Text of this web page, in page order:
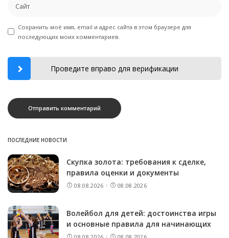
Сохранить моё имя, email и адрес сайта в этом браузере для
последующих моих комментариев.
Проведите вправо для верификации
ПОСЛЕДНИЕ НОВОСТИ
Скупка золота: требования к сделке,
правила оценки и документы
08.08.2026 08.08.2026
Волейбол для детей: достоинства игры
и основные правила для начинающих